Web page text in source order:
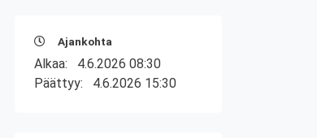
Ajankohta
Alkaa: 4.6.2026 08:30
Päättyy: 4.6.2026 15:30